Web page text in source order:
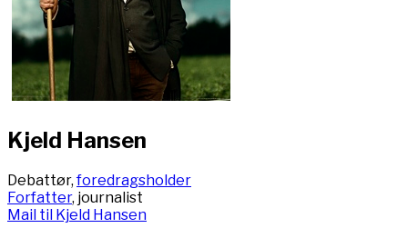
Kjeld Hansen
Debattør,foredragsholder
Forfatter, journalist
Mail til Kjeld Hansen